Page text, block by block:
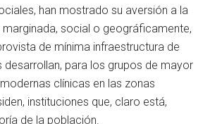
han mostrado su aversión a la
social o geográficamente,
de mínima infraestructura de
desarrollan, para los grupos de mayor
clínicas en las zonas
instituciones que, claro está,
de la población.